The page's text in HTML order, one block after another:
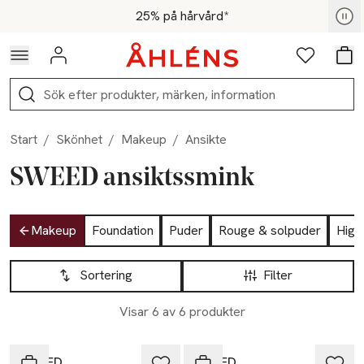
Hoppa till navigationsmenyn25% på hårvård*
För medlemmar - Shoppa nu
Logga in Favoriter
Sök
Start / Skönhet / Makeup / Ansikte
SWEED ansiktssmink
Hoppa till produktsidan
Makeup Foundation Puder Rouge & solpuder
Hoppa till produktsidan
Filter
Sortering
Visar 6 av 6 produkter
Lista över produkter